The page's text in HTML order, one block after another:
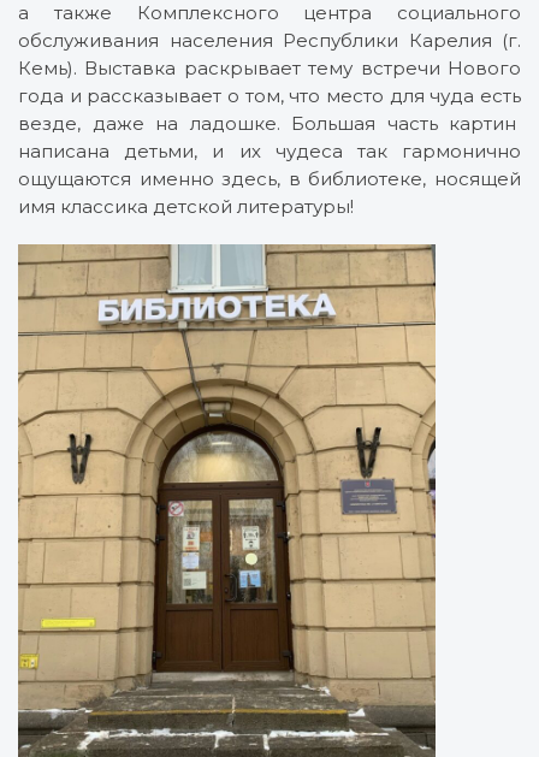
а также Комплексного центра социального
обслуживания населения Республики Карелия (г.
Кемь). Выставка раскрывает тему встречи Нового
года и рассказывает о том, что место для чуда есть
везде, даже на ладошке. Большая часть картин
написана детьми, и их чудеса так гармонично
ощущаются именно здесь, в библиотеке, носящей
имя классика детской литературы!